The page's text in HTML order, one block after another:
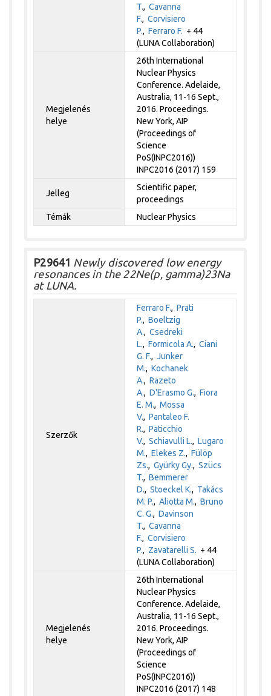
T.,Cavanna
F.,Corvisiero
P.,Ferraro F. + 44
(LUNA Collaboration)
Megjelenés
helye
26th International
Nuclear Physics
Conference. Adelaide,
Australia, 11-16 Sept.,
2016. Proceedings.
New York, AIP
(Proceedings of
Science
PoS(INPC2016))
INPC2016 (2017) 159
Jelleg
Scientific paper,
proceedings
Témák
Nuclear Physics
P29641 Newly discovered low energy
resonances in the 22Ne(p, gamma)23Na
at LUNA.
Szerzők
Ferraro F.,Prati
P.,Boeltzig
A.,Csedreki
L.,Formicola A.,Ciani
G. F.,Junker
M.,Kochanek
A.,Razeto
A.,D'Erasmo G.,Fiora
E. M.,Mossa
V.,Pantaleo F.
R.,Paticchio
V.,Schiavulli L.,Lugaro
M.,Elekes Z.,Fülöp
Zs.,Gyürky Gy.,Szücs
T.,Bemmerer
D.,Stoeckel K., Takács
M. P.,Aliotta M.,Bruno
C. G.,Davinson
T.,Cavanna
F.,Corvisiero
P., Zavatarelli S. + 44
(LUNA Collaboration)
Megjelenés
helye
26th International
Nuclear Physics
Conference. Adelaide,
Australia, 11-16 Sept.,
2016. Proceedings.
New York, AIP
(Proceedings of
Science
PoS(INPC2016))
INPC2016 (2017) 148